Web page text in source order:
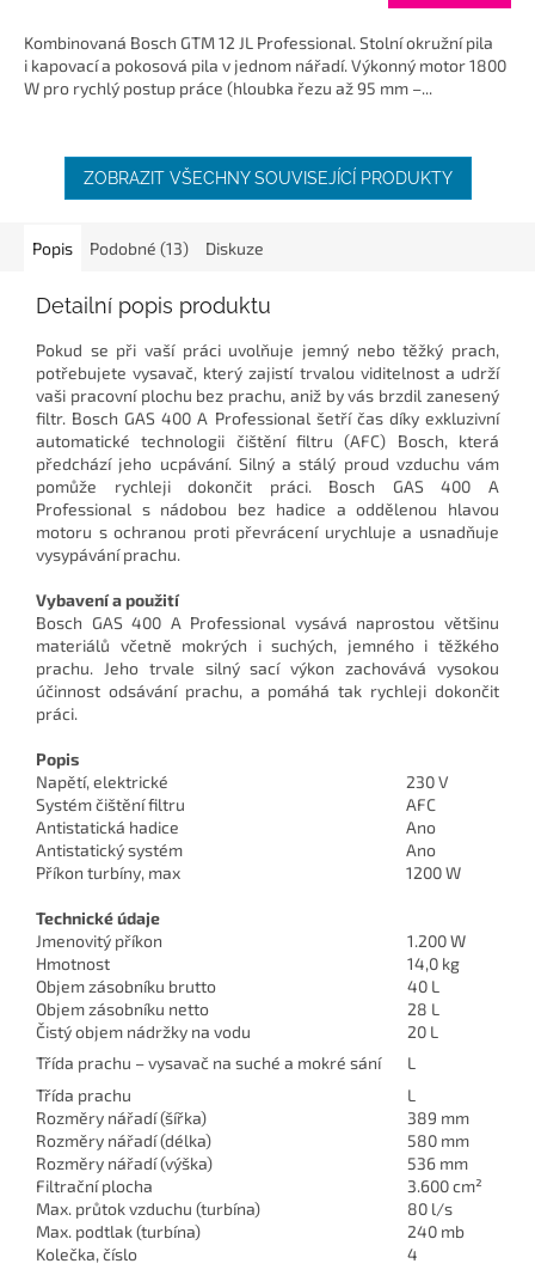
Kombinovaná Bosch GTM 12 JL Professional. Stolní okružní pila
i kapovací a pokosová pila v jednom nářadí. Výkonný motor 1800
W pro rychlý postup práce (hloubka řezu až 95 mm –...
ZOBRAZIT VŠECHNY SOUVISEJÍCÍ PRODUKTY
Popis Podobné (13) Diskuze
Detailní popis produktu
Pokud se při vaší práci uvolňuje jemný nebo těžký prach,
potřebujete vysavač, který zajistí trvalou viditelnost a udrží
vaši pracovní plochu bez prachu, aniž by vás brzdil zanesený
filtr. Bosch GAS 400 A Professional šetří čas díky exkluzivní
automatické technologii čištění filtru (AFC) Bosch, která
předchází jeho ucpávání. Silný a stálý proud vzduchu vám
pomůže rychleji dokončit práci. Bosch GAS 400 A
Professional s nádobou bez hadice a oddělenou hlavou
motoru s ochranou proti převrácení urychluje a usnadňuje
vysypávání prachu.
Vybavení a použití
Bosch GAS 400 A Professional vysává naprostou většinu
materiálů včetně mokrých i suchých, jemného i těžkého
prachu. Jeho trvale silný sací výkon zachovává vysokou
účinnost odsávání prachu, a pomáhá tak rychleji dokončit
práci.
Popis
Napětí, elektrické
230 V
Systém čištění filtru
AFC
Antistatická hadice
Ano
Antistatický systém
Ano
Příkon turbíny, max
1200 W
Technické údaje
Jmenovitý příkon
1.200 W
Hmotnost
14,0 kg
Objem zásobníku brutto
40 L
Objem zásobníku netto
28 L
Čistý objem nádržky na vodu
20 L
Třída prachu – vysavač na suché a mokré sání
L
Třída prachu
L
Rozměry nářadí (šířka)
389 mm
Rozměry nářadí (délka)
580 mm
Rozměry nářadí (výška)
536 mm
Filtrační plocha
3.600 cm²
Max. průtok vzduchu (turbína)
80 l/s
Max. podtlak (turbína)
240 mb
Kolečka, číslo
4